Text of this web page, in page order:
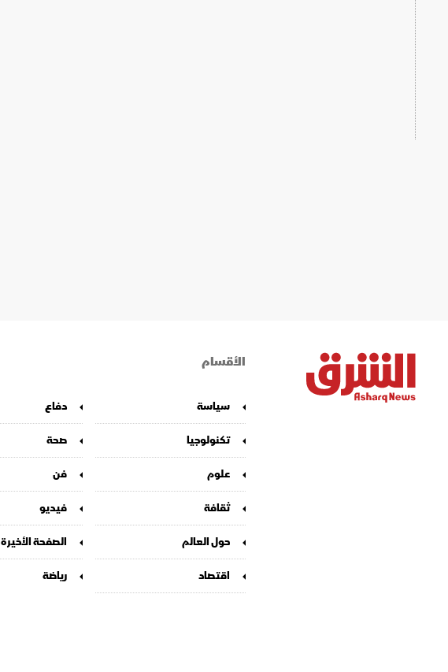
الأقسام
سياسة
دفاع
تكنولوجيا
صحة
علوم
فن
ثقافة
فيديو
حول العالم
الصفحة الأخيرة
اقتصاد
رياضة